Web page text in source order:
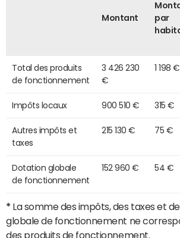
Montant
par
Total des produits
de fonctionnement
3 426 230
€
1 198 €
Impôts locaux 900 510 € 315 €
Autres impôts et
taxes
215 130 € 75 €
Dotation globale
de fonctionnement
152 960 € 54 €
* La somme des impôts, des taxes et
globale de fonctionnement ne
des produits de fonctionnement.